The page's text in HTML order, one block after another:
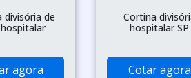
divisória de
agora
Cortina
hospitalar SP
Cotar agora